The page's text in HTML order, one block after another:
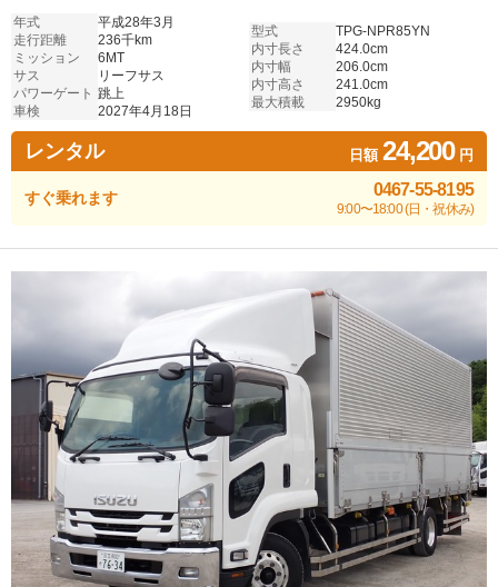
年式
平成28年3月
走行距離
236千km
ミッション
6MT
サス
リーフサス
パワーゲート 跳上
車検
2027年4月18日
型式
TPG-NPR85YN
内寸長さ
424.0cm
内寸幅
206.0cm
内寸高さ
241.0cm
最大積載
2950kg
レンタル 日額24,200円
すぐ乗れます 0467-55-8195
9:00〜18:00 (日・祝休み)